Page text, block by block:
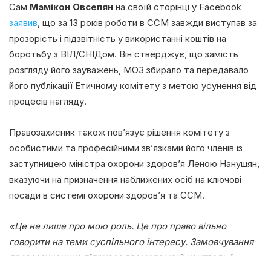
Сам Мамікон Овсепян на своїй сторінці у Facebook
заявив , що за 13 років роботи в CCM завжди виступав за
прозорість і підзвітність у використанні коштів на
боротьбу з ВІЛ/СНІДом. Він стверджує, що замість
розгляду його зауважень, МОЗ збирало та передавало
його публікації Етичному комітету з метою усунення від
процесів нагляду.
Правозахисник також пов’язує рішення комітету з
особистими та професійними зв’язками його членів із
заступницею міністра охорони здоров’я Леною Нанушян,
вказуючи на призначення наближених осіб на ключові
посади в системі охорони здоров’я та CCM.
«Це не лише про мою роль. Це про право вільно
говорити на теми суспільного інтересу. Замовчування